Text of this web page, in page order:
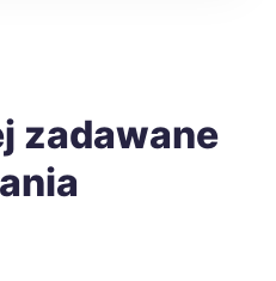
185 zł
zadawane